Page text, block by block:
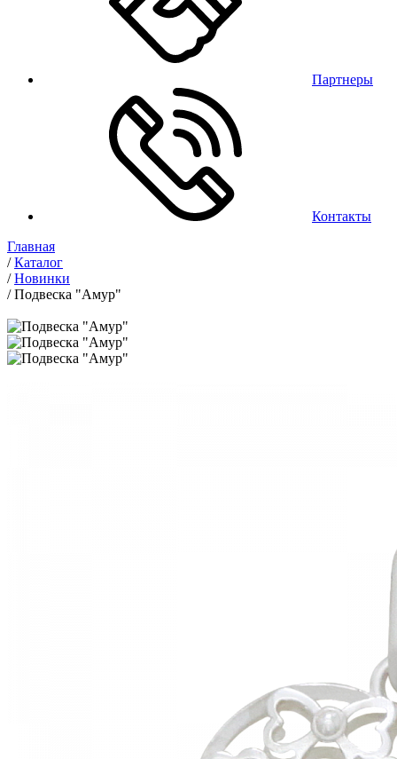
Партнеры
Контакты
Главная
/Каталог
/Новинки
/Подвеска "Амур"